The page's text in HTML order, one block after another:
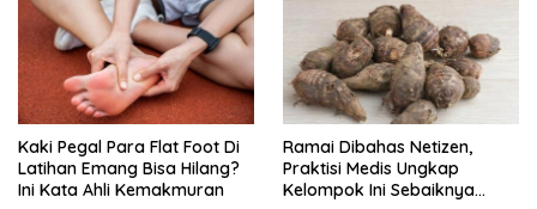
Kaki Pegal Para Flat Foot Di
Latihan Emang Bisa Hilang?
Ini Kata Ahli Kemakmuran
Ramai Dibahas Netizen,
Praktisi Medis Ungkap
Kelompok Ini Sebaiknya